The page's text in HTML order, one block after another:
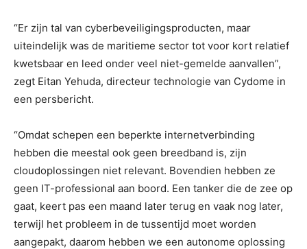
“Er zijn tal van cyberbeveiligingsproducten, maar
uiteindelijk was de maritieme sector tot voor kort relatief
kwetsbaar en leed onder veel niet-gemelde aanvallen”,
zegt Eitan Yehuda, directeur technologie van Cydome in
een persbericht.
“Omdat schepen een beperkte internetverbinding
hebben die meestal ook geen breedband is, zijn
cloudoplossingen niet relevant. Bovendien hebben ze
geen IT-professional aan boord. Een tanker die de zee op
gaat, keert pas een maand later terug en vaak nog later,
terwijl het probleem in de tussentijd moet worden
aangepakt, daarom hebben we een autonome oplossing